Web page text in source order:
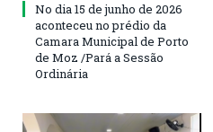
No dia 15 de junho de 2026
aconteceu no prédio da
Camara Municipal de Porto
de Moz /Pará a Sessão
Ordinária